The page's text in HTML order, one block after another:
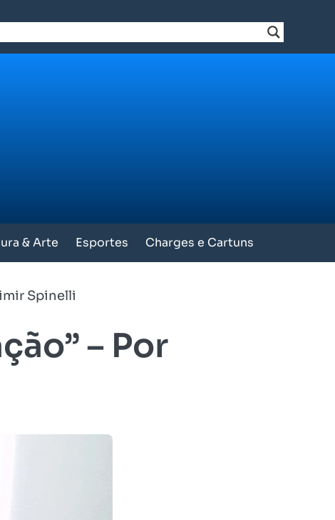
& Arte Esportes Charges e Cartuns
Spinelli
– Por